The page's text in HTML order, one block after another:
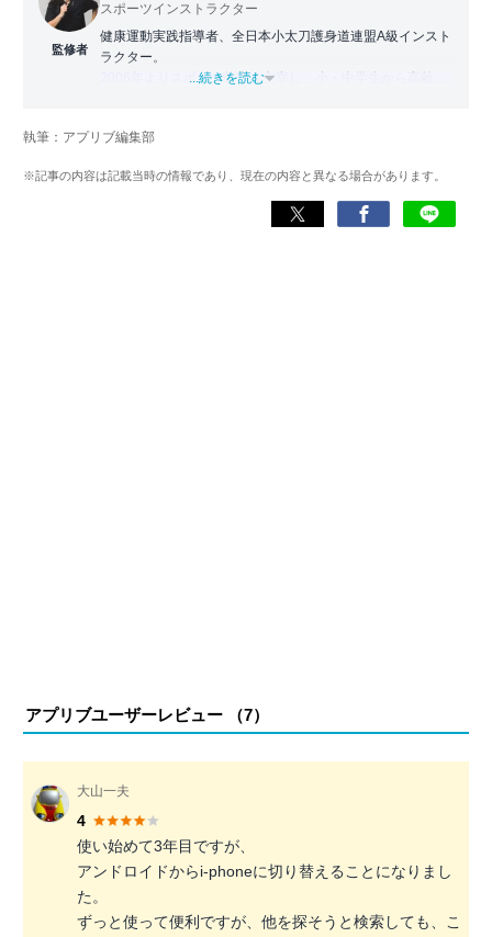
監修者
スポーツインストラクター
健康運動実践指導者、全日本小太刀護身道連盟A級インスト
ラクター。
2006年よりスポーツ教室を主宰し、小・中学生から高齢者
日常生活をより豊かにするヘルスケアアプリの活用法を、
メディアや講演を通じて広く発信している。
...続きを読む
執筆：アプリブ編集部
※記事の内容は記載当時の情報であり、現在の内容と異なる場合があります。
アプリブユーザーレビュー （7）
大山一夫
4
使い始めて3年目ですが、
アンドロイドからi-phoneに切り替えることになりまし
た。
ずっと使って便利ですが、他を探そうと検索しても、こ